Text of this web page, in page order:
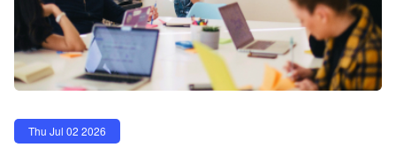
Thu Jul 02 2026